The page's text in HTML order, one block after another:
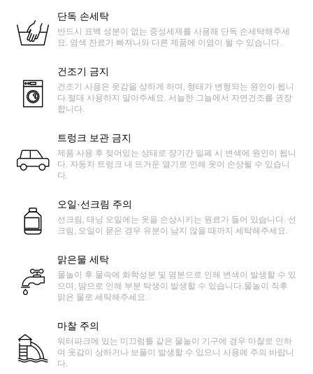
단독 손세탁
반드시 표백 성분이 없는 중성세제를 사용해 단독 손세탁해주세
요. 염색 잔료가 빠져나와 다른 제품에 이염이 될 수 있습니다.
건조기 금지
건조기 사용은 옷감을 상하게 하며, 형태가 변형되는 원인이 됩니
다.절대 사용하지 말아주세요. 서늘한 그늘에서 자연건조를 권장
합니다.
트렁크 보관 금지
제품 사용 후 젖어있는 상태로 장기간 밀폐 시 변색에 원인이 됩니
다. 자동차 트렁크 내 뜨거운 열기로 인해 옷이 손상될 수 있습니
다.
오일·선크림 주의
선크림, 태닝 오일에는 옷을 손상시키는 원료가 들어 있습니다. 선
크림, 오일이 묻은 경우 유분이 남지 않을 때까지 세탁해주세요.
맑은물 세탁
물놀이 후 물속에 화학성분 및 염분으로 인해 변색이 발생할 수 있
으며, 땀으로 인해 부분 탁생이 발생할 수 있습니다.물놀이 직후
맑은 물로 세탁해주세요.
마찰 주의
워터파크에 있는 미끄럼틀 같은 물놀이 기구에 경우 마찰로 인하
여 옷감이 상하거나 보풀이 발생할 수 있으니 사용에 주의 바랍니
다.